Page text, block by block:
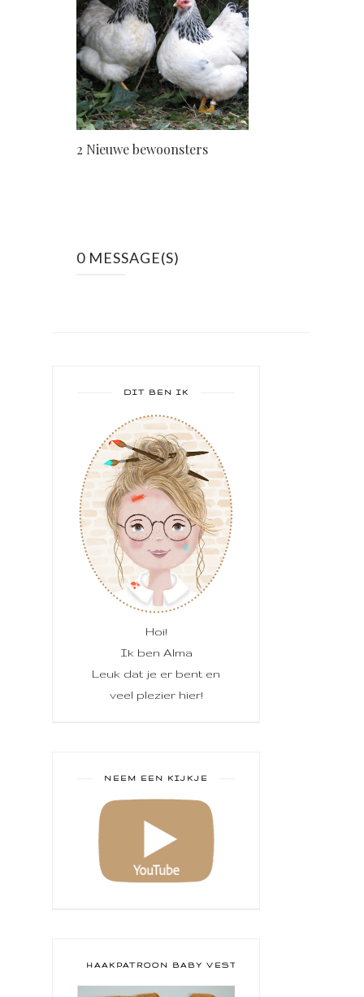
2 Nieuwe bewoonsters
0 MESSAGE(S)
DIT BEN IK
Hoi!
Ik ben Alma
Leuk dat je er bent en
veel plezier hier!
NEEM EEN KIJKJE
HAAKPATROON BABY VESTJE